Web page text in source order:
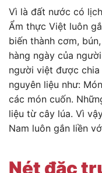
Vì là đất nước có
Ẩm thực Việt luôn
biến thành cơm,
hàng ngày của
người việt được
nguyên liệu như:
các món cuốn.
liệu từ cây lúa. Vì
Nam luôn gắn liền
Nét đặc